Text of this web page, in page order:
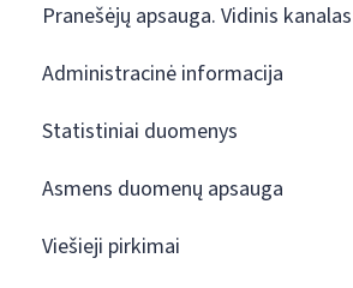
Pranešėjų apsauga. Vidinis kanalas
Administracinė informacija
Statistiniai duomenys
Asmens duomenų apsauga
Viešieji pirkimai